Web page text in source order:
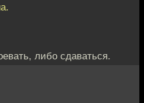
либо сдаваться.